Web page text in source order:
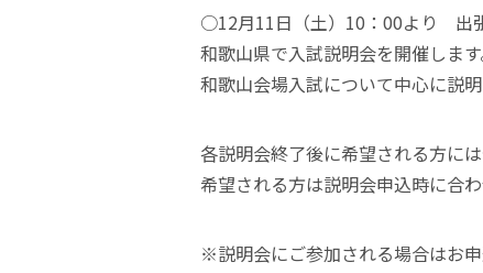
○12月11日（土）10：00より 出
和歌山県で入試説明会を開催します
和歌山会場入試について中心に説明
各説明会終了後に希望される方には
希望される方は説明会申込時に合
※説明会にご参加される場合はお申